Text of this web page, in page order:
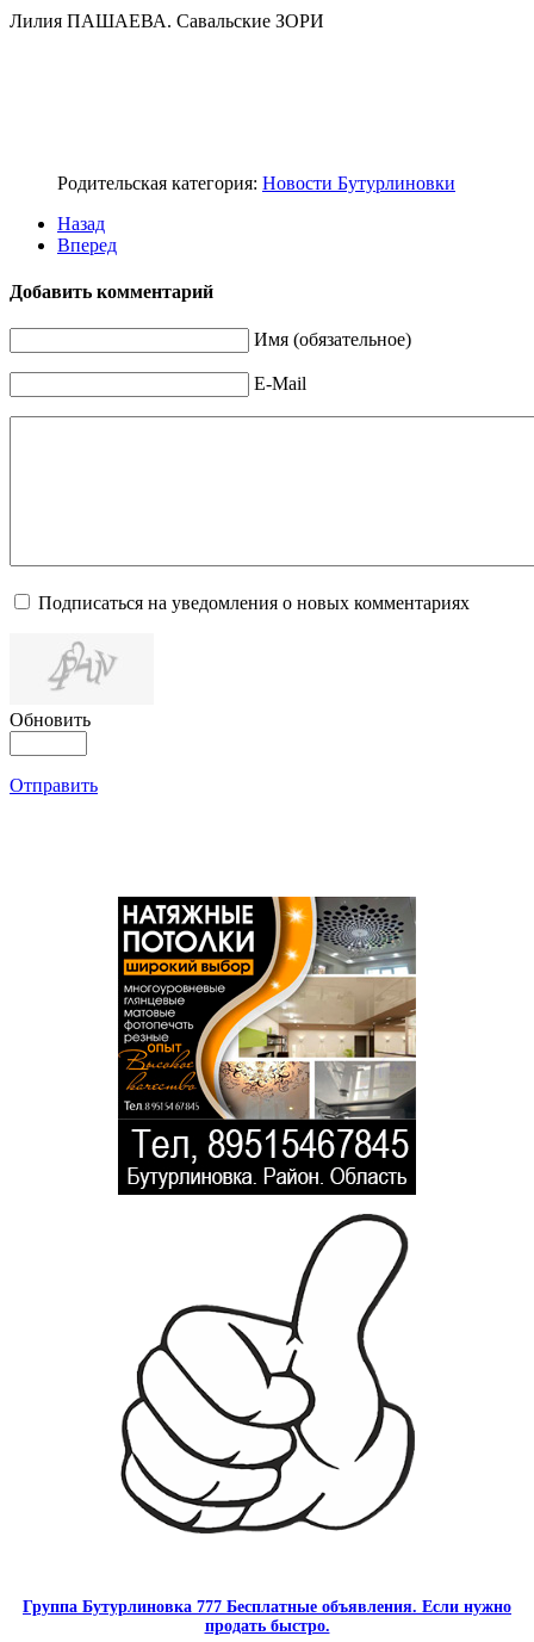
Лилия ПАШАЕВА. Савальские ЗОРИ
Родительская категория: Новости Бутурлиновки
Назад
Вперед
Добавить комментарий
Имя (обязательное)
E-Mail
Подписаться на уведомления о новых комментариях
Обновить
Отправить
Группа Бутурлиновка 777 Бесплатные объявления. Если нужно
продать быстро.